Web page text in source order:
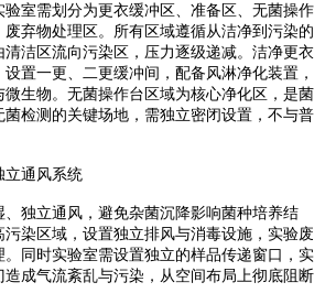
室需划分为更衣缓冲区、准备区、无菌操作
废弃物处理区。所有区域遵循从洁净到污染的
洁区流向污染区，压力逐级递减。洁净更衣
置一更、二更缓冲间，配备风淋净化装置，
生物。无菌操作台区域为核心净化区，是菌
检测的关键场地，需独立密闭设置，不与普
立通风系统
、独立通风，避免杂菌沉降影响菌种培养结
染区域，设置独立排风与消毒设施，实验废
同时实验室需设置独立的样品传递窗口，实
成气流紊乱与污染，从空间布局上彻底阻断